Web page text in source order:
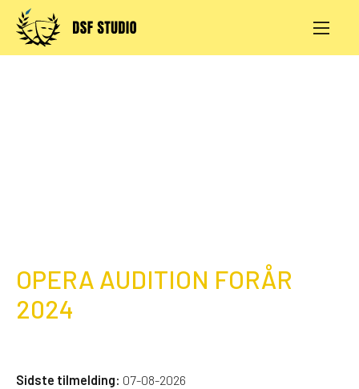
Skip
content
OPERA AUDITION FORÅR
2024
Sidste tilmelding: 07-08-2026